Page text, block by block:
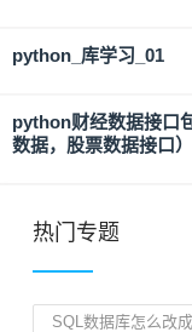
python_库学习_01
python财经数据接口
数据，股票数据接口）
热门专题
SQL数据库怎么改